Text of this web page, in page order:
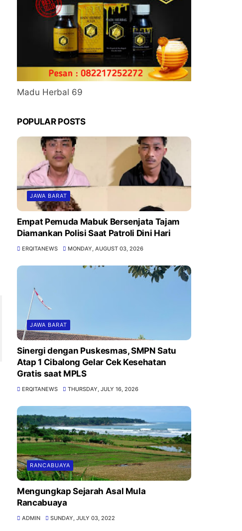
Madu Herbal 69
POPULAR POSTS
JAWA BARAT
Empat Pemuda Mabuk Bersenjata Tajam
Diamankan Polisi Saat Patroli Dini Hari
ERQITANEWS MONDAY, AUGUST 03, 2026
JAWA BARAT
Sinergi dengan Puskesmas, SMPN Satu
Atap 1 Cibalong Gelar Cek Kesehatan
Gratis saat MPLS
ERQITANEWS THURSDAY, JULY 16, 2026
RANCABUAYA
Mengungkap Sejarah Asal Mula
Rancabuaya
ADMIN SUNDAY, JULY 03, 2022